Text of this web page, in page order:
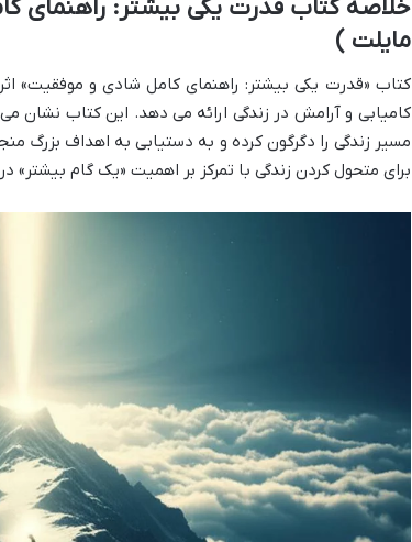
خلاصه کتاب قدرت یکی بیشتر: راهنمای
مایلت )
کتاب «قدرت یکی بیشتر: راهنمای کامل شادی و موفقیت»
کامیابی و آرامش در زندگی ارائه می دهد. این کتاب نشان
مسیر زندگی را دگرگون کرده و به دستیابی به اهداف بزرگ
برای متحول کردن زندگی با تمرکز بر اهمیت «یک گام بیشتر»